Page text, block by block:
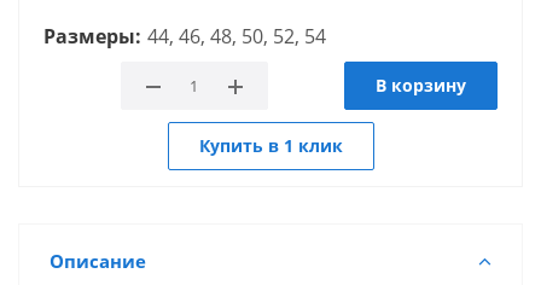
Размеры: 44, 46, 48, 50, 52, 54
В корзину
Купить в 1 клик
Описание